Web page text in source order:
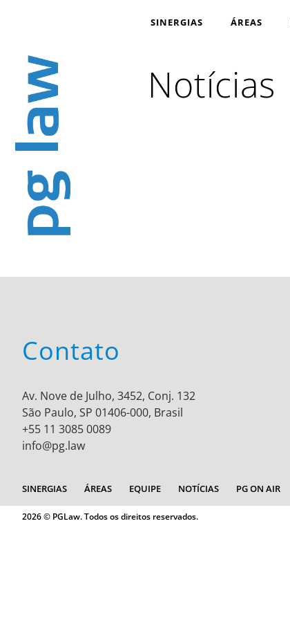
SINERGIAS ÁREAS
Notícias
Contato
Av. Nove de Julho, 3452, Conj. 132
São Paulo, SP 01406-000, Brasil
+55 11 3085 0089
info@pg.law
SINERGIAS ÁREAS EQUIPE NOTÍCIAS PG ON AIR
2026 © PGLaw. Todos os direitos reservados.